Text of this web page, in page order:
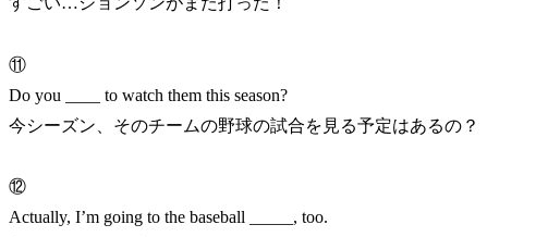
⑪
Do you ____ to watch them this season?
今シーズン、そのチームの野球の試合を見る予定はあるの？
⑫
Actually, I’m going to the baseball _____, too.